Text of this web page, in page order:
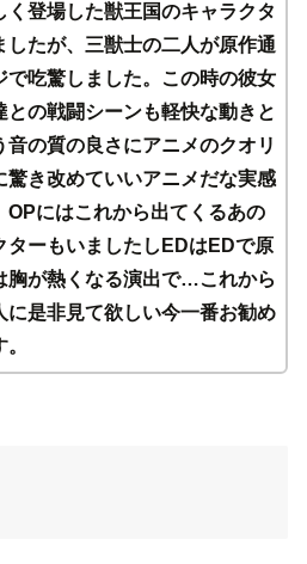
く登場した獣王国のキャラクタ
したが、三獣士の二人が原作通
で吃驚しました。この時の彼女
との戦闘シーンも軽快な動きと
音の質の良さにアニメのクオリ
驚き改めていいアニメだな実感
OPにはこれから出てくるあの
ターもいましたしEDはEDで原
胸が熱くなる演出で…これから
に是非見て欲しい今一番お勧め